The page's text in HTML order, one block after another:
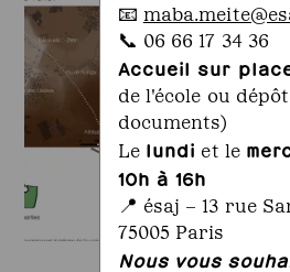
📧
📞 06 66 17 34 36
Accueil sur
de l'école ou
documents)
Le lundi et le
10h à 16h
📍 ésaj – 13 rue
75005 Paris
Nous vous